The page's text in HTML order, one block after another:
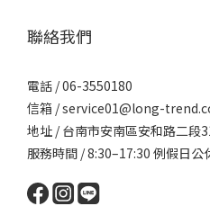
聯絡我們
電話 / 06-3550180
信箱 / service01@long-
地址 / 台南市安南區安和路二段
服務時間 / 8:30–17:30 例假日公